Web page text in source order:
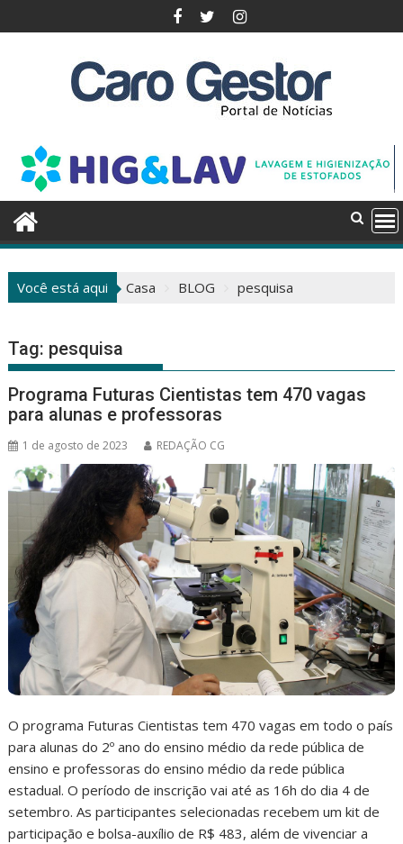
para
Você está aqui Casa BLOG pesquisa
Tag: pesquisa
Programa Futuras Cientistas tem 470 vagas
para alunas e professoras
1 de agosto de 2023 REDAÇÃO CG
O programa Futuras Cientistas tem 470 vagas em todo o país
para alunas do 2º ano do ensino médio da rede pública de
ensino e professoras do ensino médio da rede pública
estadual. O período de inscrição vai até as 16h do dia 4 de
setembro. As participantes selecionadas recebem um kit de
participação e bolsa-auxílio de R$ 483, além de vivenciar a